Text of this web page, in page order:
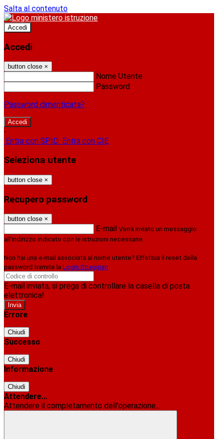
Salta al contenuto
Accedi
Accedi
button close ×
Nome Utente
Password
Password dimenticata?
-
Entra con SPID Entra con CIE
Seleziona utente
button close ×
Recupero password
button close ×
E-mail Verrà inviato un messaggio
all'indirizzo indicato con le istruzioni necessarie.
Non hai una e-mail associata al nome utente? Effettua il reset della
password tramite la Login Spaggiari
E-mail inviata, si prega di controllare la casella di posta
elettronica!
Errore
Chiudi
Successo
Chiudi
Informazione
Chiudi
Attendere...
Attendere il completamento dell'operazione...